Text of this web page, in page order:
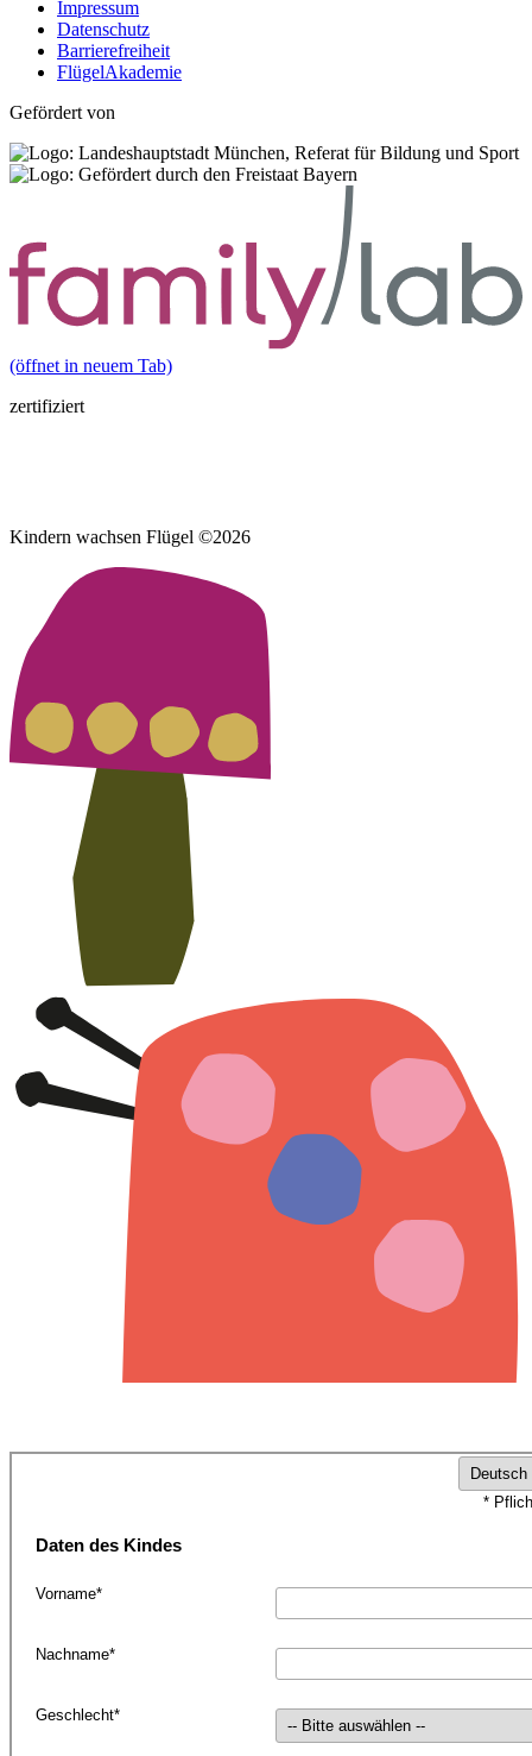
Impressum
Datenschutz
Barrierefreiheit
FlügelAkademie
Gefördert von
(öffnet in neuem Tab)
zertifiziert
Kindern wachsen Flügel ©2026